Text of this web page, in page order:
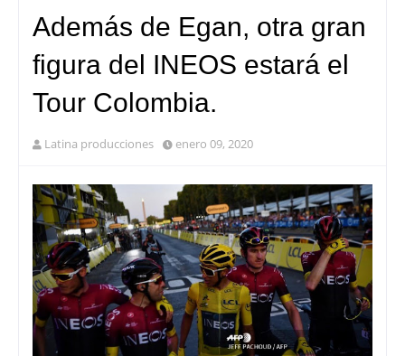
Además de Egan, otra gran
figura del INEOS estará el
Tour Colombia.
Latina producciones enero 09, 2020